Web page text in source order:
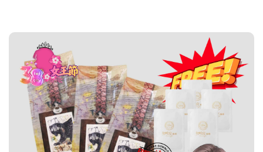
您的搜尋清單還是空的。